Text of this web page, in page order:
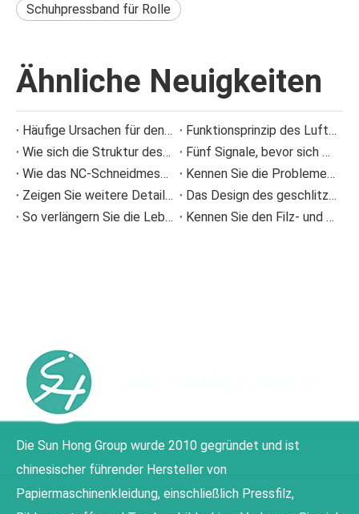
Schuhpressband für Rolle
Ähnliche Neuigkeiten
Häufige Ursachen für den Ausfall von Sprühdüsen und wie man Sprühproblemen vorbeugt
Funktionsprinzip des Luftbalgs und Fehlerverhütung
Wie sich die Struktur des Dosierstabs einer Beschichtungsmaschine auf die Beschichtungsqualität auswirkt
Fünf Signale, bevor sich die Presse verstopft anfühlte
Wie das NC-Schneidmesser die Ansammlung von Papierresten bei der Wellpappenproduktion reduziert
Kennen Sie die Probleme im Zusammenhang mit Pressfilz bei der Papierherstellung?
Zeigen Sie weitere Details zu Informationen zu Polyester-Formgewebe-Verschleiß
Das Design des geschlitzten Siebkorbs
So verlängern Sie die Lebensdauer von Pressfilzen in Papiermaschinen
Kennen Sie den Filz- und Drahtablaufalarm?
Die Sun Hong Group wurde 2010 gegründet und ist
chinesischer führender Hersteller von
Papiermaschinenkleidung, einschließlich Pressfilz,